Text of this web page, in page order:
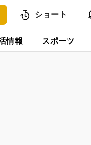
ショート
情報 スポーツ